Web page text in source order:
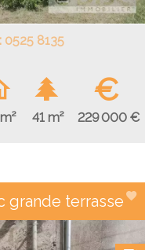
0525 8135
41 m²
€
229 000 €
grande terrasse